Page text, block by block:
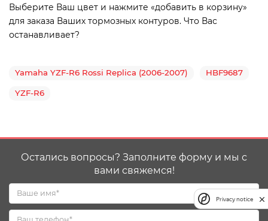
Выберите Ваш цвет и нажмите «добавить в корзину»
для заказа Ваших тормозных контуров. Что Вас
останавливает?
Yamaha YZF-R6 Rossi Replica (2006-2007) HBF9687
YZF-R6
Остались вопросы? Заполните форму и мы с
вами свяжемся!
Privacy notice